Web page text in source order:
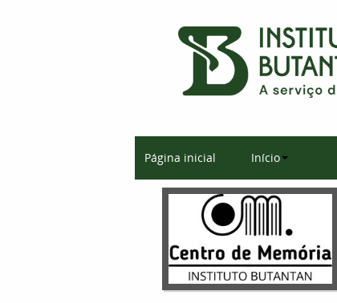
Página inicial Início